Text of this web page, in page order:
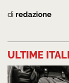
di redazione
ULTIME